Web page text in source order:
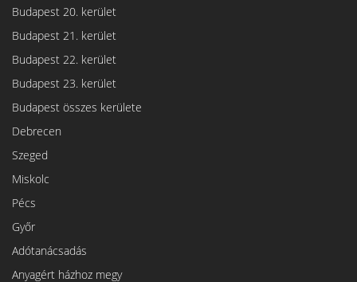
Budapest 20. kerület
Budapest 21. kerület
Budapest 22. kerület
Budapest 23. kerület
Budapest összes kerülete
Debrecen
Szeged
Miskolc
Pécs
Győr
Adótanácsadás
Anyagért házhoz megy